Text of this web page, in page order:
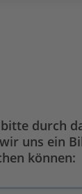
durch
uns ein
können: